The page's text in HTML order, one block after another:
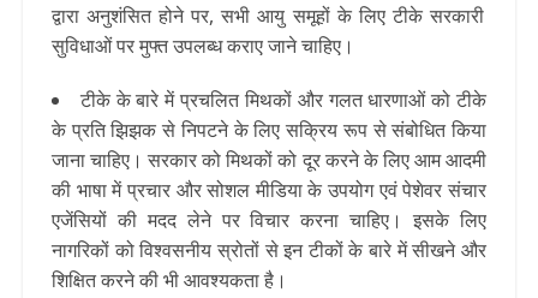
द्वारा अनुशंसित होने पर, सभी आयु समूहों के लिए टीके सरकारी
सुविधाओं पर मुफ्त उपलब्ध कराए जाने चाहिए।
टीके के बारे में प्रचलित मिथकों और गलत धारणाओं को टीके
के प्रति झिझक से निपटने के लिए सक्रिय रूप से संबोधित किया
जाना चाहिए। सरकार को मिथकों को दूर करने के लिए आम आदमी
की भाषा में प्रचार और सोशल मीडिया के उपयोग एवं पेशेवर संचार
एजेंसियों की मदद लेने पर विचार करना चाहिए। इसके लिए
नागरिकों को विश्वसनीय स्रोतों से इन टीकों के बारे में सीखने और
शिक्षित करने की भी आवश्यकता है।